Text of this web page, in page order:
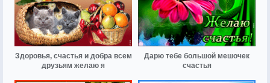
Здоровья, счастья и добра всем
друзьям желаю я
Дарю тебе большой мешочек
счастья